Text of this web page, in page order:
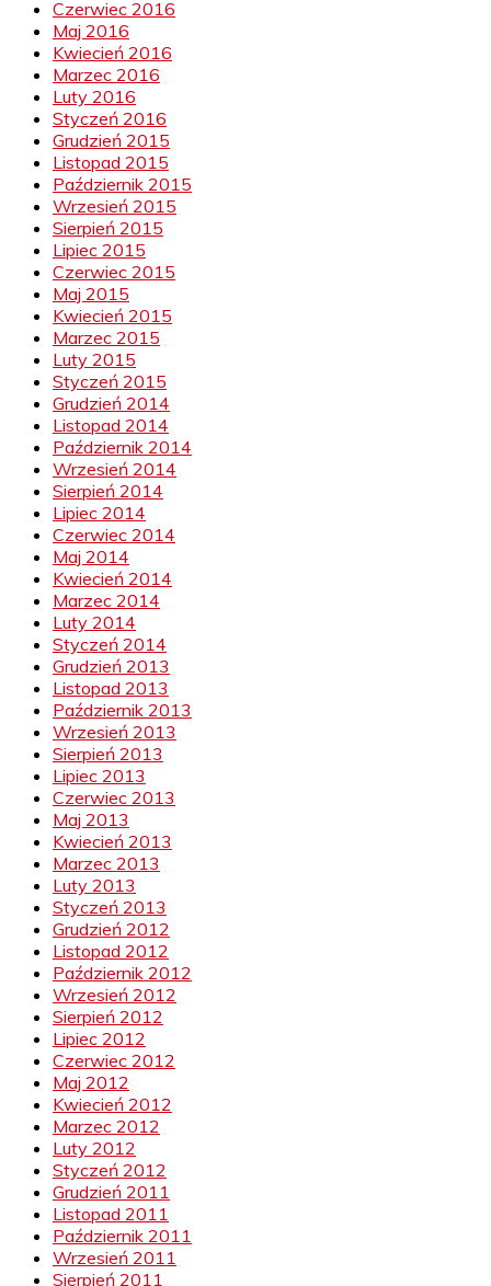
Czerwiec 2016
Maj 2016
Kwiecień 2016
Marzec 2016
Luty 2016
Styczeń 2016
Grudzień 2015
Listopad 2015
Październik 2015
Wrzesień 2015
Sierpień 2015
Lipiec 2015
Czerwiec 2015
Maj 2015
Kwiecień 2015
Marzec 2015
Luty 2015
Styczeń 2015
Grudzień 2014
Listopad 2014
Październik 2014
Wrzesień 2014
Sierpień 2014
Lipiec 2014
Czerwiec 2014
Maj 2014
Kwiecień 2014
Marzec 2014
Luty 2014
Styczeń 2014
Grudzień 2013
Listopad 2013
Październik 2013
Wrzesień 2013
Sierpień 2013
Lipiec 2013
Czerwiec 2013
Maj 2013
Kwiecień 2013
Marzec 2013
Luty 2013
Styczeń 2013
Grudzień 2012
Listopad 2012
Październik 2012
Wrzesień 2012
Sierpień 2012
Lipiec 2012
Czerwiec 2012
Maj 2012
Kwiecień 2012
Marzec 2012
Luty 2012
Styczeń 2012
Grudzień 2011
Listopad 2011
Październik 2011
Wrzesień 2011
Sierpień 2011